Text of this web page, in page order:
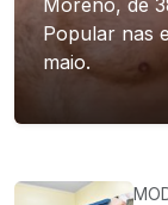
Moreno, de
Popular nas
maio.